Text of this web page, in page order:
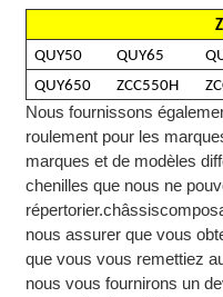
QUY50
QUY65
QUY650
ZCC550H
Nous fournissons
roulement pour les
marques et de modèles
chenilles que nous ne
répertorier.châssis
nous assurer que vous
que vous vous remettiez
nous vous fournirons un